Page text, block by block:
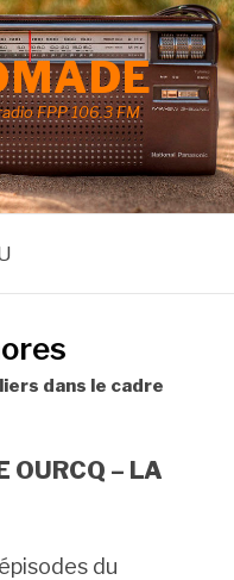
FPP 106.3 FM
dans le cadre
OURCQ – LA
du